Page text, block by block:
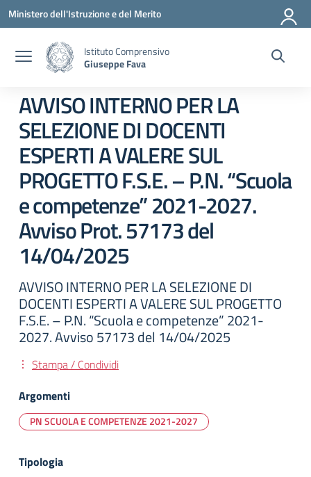
Vai ai contenuti
Vai al menu di navigazione
Vai al footer
Ministero dell'Istruzione e del Merito
Istituto Comprensivo
Giuseppe Fava
AVVISO INTERNO PER LA
SELEZIONE DI DOCENTI
ESPERTI A VALERE SUL
PROGETTO F.S.E. – P.N. “Scuola
e competenze” 2021-2027.
Avviso Prot. 57173 del
14/04/2025
AVVISO INTERNO PER LA SELEZIONE DI
DOCENTI ESPERTI A VALERE SUL PROGETTO
F.S.E. – P.N. “Scuola e competenze” 2021-
2027. Avviso 57173 del 14/04/2025
Stampa / Condividi
Argomenti
PN SCUOLA E COMPETENZE 2021-2027
Tipologia